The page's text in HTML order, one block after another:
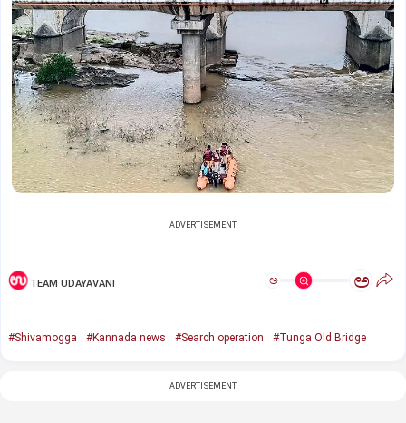
ADVERTISEMENT
TEAM UDAYAVANI ಅ ಅ
#Shivamogga #Kannada news #Search operation #Tunga Old Bridge
ADVERTISEMENT